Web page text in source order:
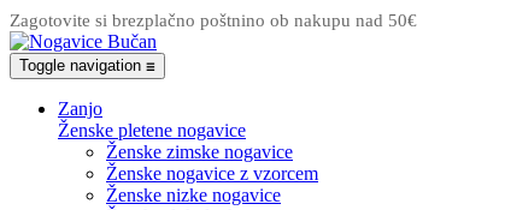
Zagotovite si brezplačno poštnino ob nakupu nad 50€
Toggle navigation ☰
Zanjo
Ženske pletene nogavice
Ženske zimske nogavice
Ženske nogavice z vzorcem
Ženske nizke nogavice